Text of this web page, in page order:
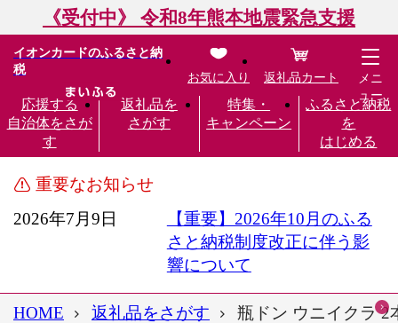
《受付中》 令和8年熊本地震緊急支援
イオンカードのふるさと納
税
応援する
自治体をさが
す
返礼品を
さがす
特集・
キャンペーン
ふるさと納税
を
はじめる
お気に入り 返礼品カート
メニ
ュー
重要なお知らせ
2026年7月9日
【重要】2026年10月のふる
さと納税制度改正に伴う影
響について
HOME 返礼品をさがす 瓶ドン ウニイクラ 2